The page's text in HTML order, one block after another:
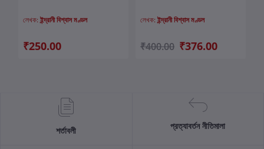
লেখক: ইন্দ্রানী বিশ্বাস মণ্ডল
₹250.00
লেখক: ইন্দ্রানী বিশ্বাস মণ্ডল
₹400.00 ₹376.00
শর্তাবলী প্রত্যাবর্তন নীতিমালা